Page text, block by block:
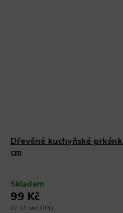
Dřevěné kuchyňské
cm
Skladem
82 Kč bez DPH
99 Kč